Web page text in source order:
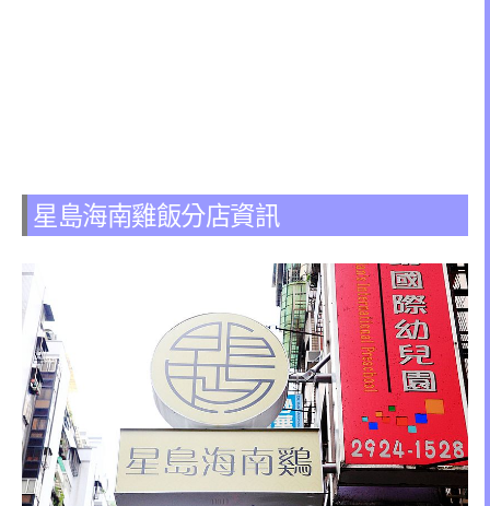
星島海南雞飯分店資訊